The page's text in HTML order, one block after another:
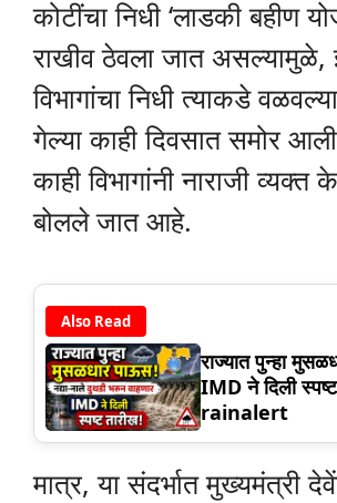
कोटींचा निधी ‘लाडकी बहीण
राखीव ठेवला जात असल्यामुळे,
विभागांचा निधी त्याकडे
गेल्या काही दिवसात समोर
काही विभागांनी नाराजी व्यक्त
बोलले जात आहे.
Also Read
राज्यात पुन्हा
IMD ने दिली
rainalert
मात्र, या संदर्भात मुख्यमंत्री